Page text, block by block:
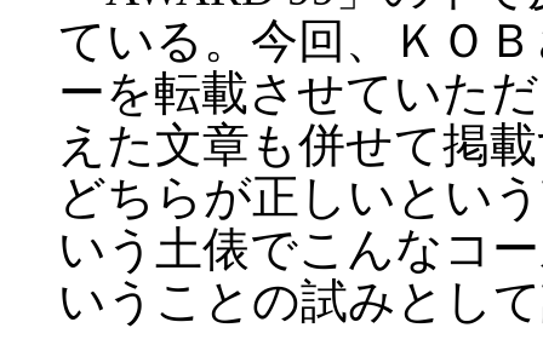
ている。今回、ＫＯ
ーを転載させていた
えた文章も併せて掲
どちらが正しいとい
いう土俵でこんなコ
いうことの試みとし